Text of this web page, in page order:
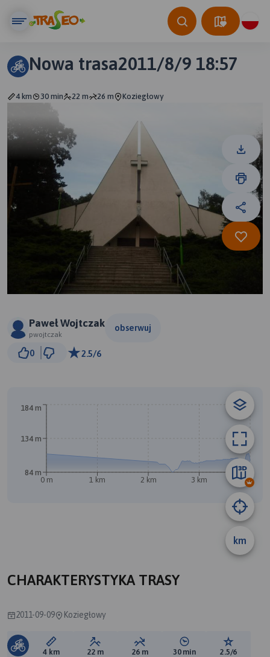
Nowa trasa2011/8/9 18:57
4 km 30 min 22 m 26 m Koziegłowy
Paweł Wojtczak
pwojtczak
obserwuj
0 2.5/6
km
0 m 1 km 2 km 3 km 4 km
84 m
134 m
184 m
CHARAKTERYSTYKA TRASY
2011-09-09 Koziegłowy
Długość trasy:
4 km Suma przewyższeń:
22 m Suma spadków:
26 m Średni czas potrzebny
30 min Ocena
2.5/6